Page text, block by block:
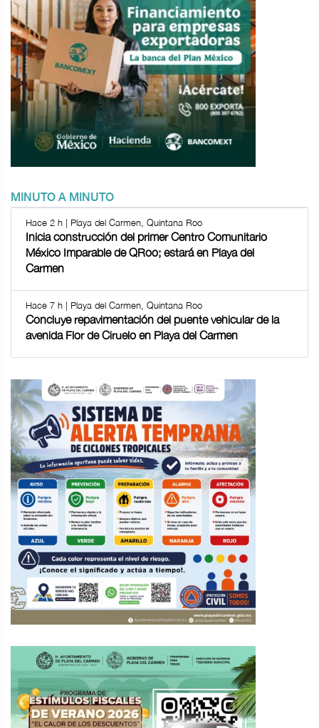
MINUTO A MINUTO
Hace 2 h | Playa del Carmen, Quintana Roo
Inicia construcción del primer Centro Comunitario
México Imparable de QRoo; estará en Playa del
Carmen
Hace 7 h | Playa del Carmen, Quintana Roo
Concluye repavimentación del puente vehicular de la
avenida Flor de Ciruelo en Playa del Carmen